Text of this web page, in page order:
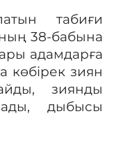
табиғи
38-бабына
адамдарға
көбірек зиян
зиянды
дыбысы